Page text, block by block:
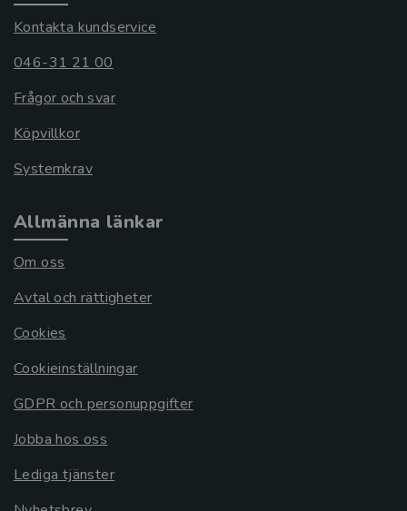
Kontakta kundservice
046-31 21 00
Frågor och svar
Köpvillkor
Systemkrav
Allmänna länkar
Om oss
Avtal och rättigheter
Cookies
Cookieinställningar
GDPR och personuppgifter
Jobba hos oss
Lediga tjänster